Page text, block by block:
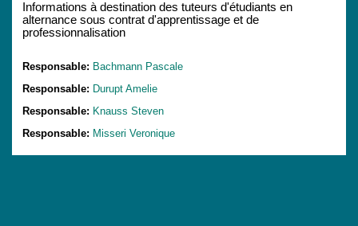
Informations à destination des tuteurs d'étudiants en
alternance sous contrat d'apprentissage et de
professionnalisation
Responsable: Bachmann Pascale
Responsable: Durupt Amelie
Responsable: Knauss Steven
Responsable: Misseri Veronique